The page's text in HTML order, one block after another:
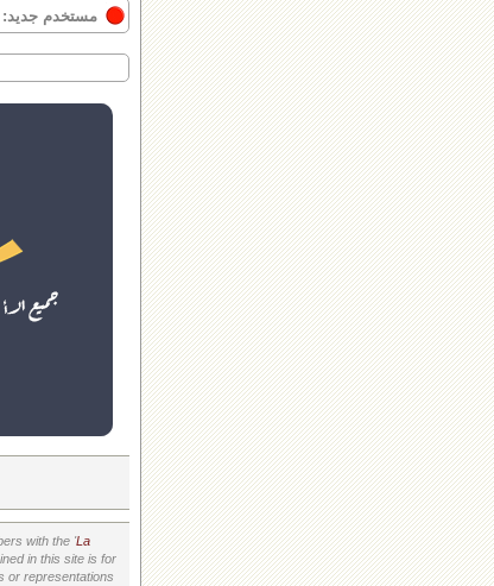
مستخدم جديد:
with the 'La
in this site is for
or representations